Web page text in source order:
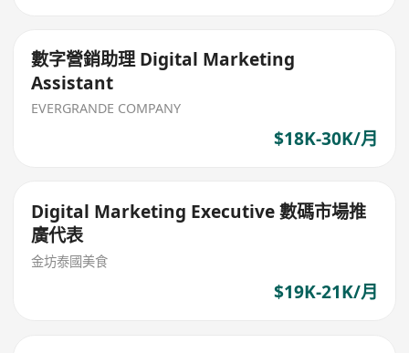
數字營銷助理 Digital Marketing
Assistant
EVERGRANDE COMPANY
$18K-30K/月
Digital Marketing Executive 數碼市場推
廣代表
金坊泰國美食
$19K-21K/月